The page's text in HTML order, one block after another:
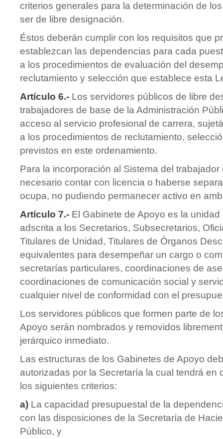
criterios generales para la determinación de
ser de libre designación.
Éstos deberán cumplir con los requisitos que
establezcan las dependencias para cada
a los procedimientos de evaluación del
reclutamiento y selección que establece esta
Artículo 6.- Los servidores públicos de libre
trabajadores de base de la Administración
acceso al servicio profesional de carrera,
a los procedimientos de reclutamiento,
previstos en este ordenamiento.
Para la incorporación al Sistema del
necesario contar con licencia o haberse
ocupa, no pudiendo permanecer activo en
Artículo 7.- El Gabinete de Apoyo es la
adscrita a los Secretarios, Subsecretarios,
Titulares de Unidad, Titulares de Órganos
equivalentes para desempeñar un cargo o
secretarías particulares, coordinaciones de
coordinaciones de comunicación social y
cualquier nivel de conformidad con el
Los servidores públicos que formen parte de
Apoyo serán nombrados y removidos
jerárquico inmediato.
Las estructuras de los Gabinetes de Apoyo
autorizadas por la Secretaría la cual tendrá en
los siguientes criterios:
a) La capacidad presupuestal de la
con las disposiciones de la Secretaría de
Público, y